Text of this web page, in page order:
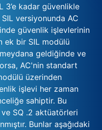
kadar güvenlikle
versiyonunda AC
güvenlik işlevlerinin
ek bir SIL modülü
geldiğinde ve
AC'nin standart
üzerinden
işlevi her zaman
sahiptir. Bu
SQ .2 aktüatörleri
Bunlar aşağıdaki